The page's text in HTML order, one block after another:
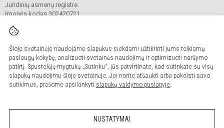
Šioje svetainėje naudojame slapukus siekdami užtikrinti jums teikiamų
paslaugų kokybę, analizuoti svetainės naudojimą ir optimizuoti naršymo
patirtį. Spustelėję mygtuką „Sutinku“, jūs patvirtinate, kad sutinkate su visų
slapukų naudojimu šioje svetainėje. Jei norite atšaukti arba pakeisti savo
sutikimus, prašome apsilankyti slapukų valdymo puslapyje.
NUSTATYMAI
Juridinių asmenų registre
Įmonės kodas 302420721
© 2024. Vilniaus šv. Kristoforo gimnazija. Visos teisės saugomos.
Kopijuoti turinį be raštiško įstaigos administracijos sutikimo griežtai draudžiama.
Prieinamumo paraiška Slapukų valdymas
Sumanus būdas atnaujinti